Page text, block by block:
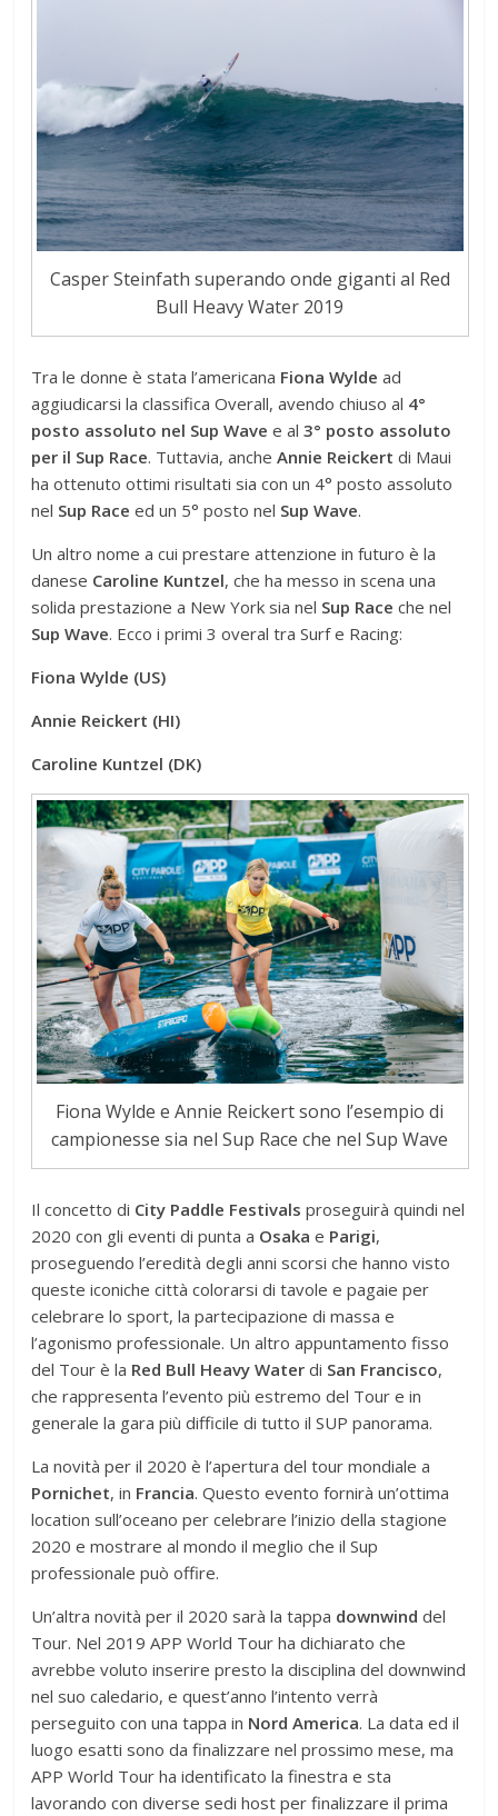
Casper Steinfath superando onde giganti al Red
Bull Heavy Water 2019
Tra le donne è stata l’americana Fiona Wylde ad
aggiudicarsi la classifica Overall, avendo chiuso al 4°
posto assoluto nel Sup Wave e al3° posto assoluto
per il Sup Race. Tuttavia, ancheAnnie Reickert di Maui
ha ottenuto ottimi risultati sia con un 4° posto assoluto
nel Sup Race ed un 5° posto nel Sup Wave.
Un altro nome a cui prestare attenzione in futuro è la
danese Caroline Kuntzel, che ha messo in scena una
solida prestazione a New York sia nel Sup Race che nel
Sup Wave. Ecco i primi 3 overal tra Surf e Racing:
Fiona Wylde (US)
Annie Reickert (HI)
Caroline Kuntzel (DK)
Fiona Wylde e Annie Reickert sono l’esempio di
campionesse sia nel Sup Race che nel Sup Wave
Il concetto di City Paddle Festivals proseguirà quindi nel
2020 con gli eventi di punta a Osaka e Parigi,
proseguendo l’eredità degli anni scorsi che hanno visto
queste iconiche città colorarsi di tavole e pagaie per
celebrare lo sport, la partecipazione di massa e
l’agonismo professionale. Un altro appuntamento fisso
del Tour è la Red Bull Heavy Water di San Francisco,
che rappresenta l’evento più estremo del Tour e in
generale la gara più difficile di tutto il SUP panorama.
La novità per il 2020 è l’apertura del tour mondiale a
Pornichet, in Francia. Questo evento fornirà un’ottima
location sull’oceano per celebrare l’inizio della stagione
2020 e mostrare al mondo il meglio che il Sup
professionale può offire.
Un’altra novità per il 2020 sarà la tappa downwind del
Tour. Nel 2019 APP World Tour ha dichiarato che
avrebbe voluto inserire presto la disciplina del downwind
nel suo caledario, e quest’anno l’intento verrà
perseguito con una tappa in Nord America. La data ed il
luogo esatti sono da finalizzare nel prossimo mese, ma
APP World Tour ha identificato la finestra e sta
lavorando con diverse sedi host per finalizzare il prima